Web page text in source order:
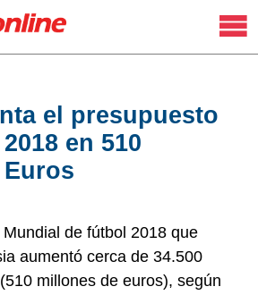
el presupuesto
en 510
de fútbol 2018 que
aumentó cerca de 34.500
millones de euros), según